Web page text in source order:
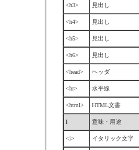
<h3> 見出し
<h4> 見出し
<h5> 見出し
<h6> 見出し
<head> ヘッダ
<hr> 水平線
<html> HTML文書
I 意味・用途
<i> イタリック文字